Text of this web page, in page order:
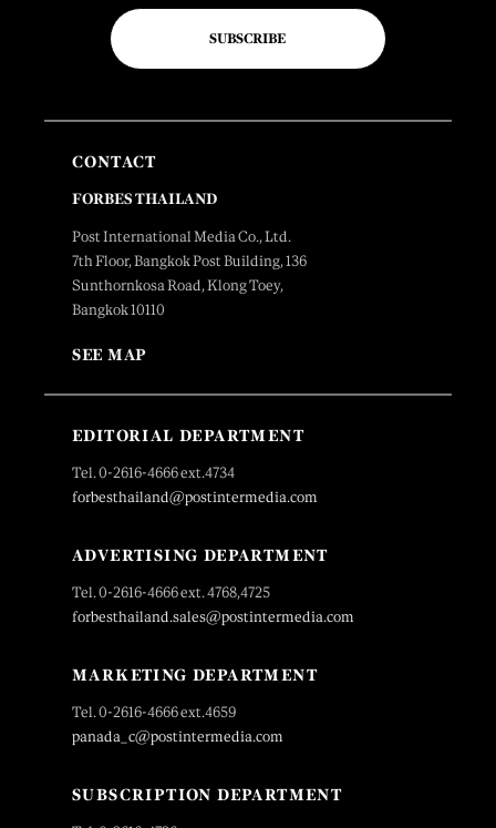
SUBSCRIBE
CONTACT
FORBES THAILAND
Post International Media Co., Ltd.
7th Floor, Bangkok Post Building, 136
Sunthornkosa Road, Klong Toey,
Bangkok 10110
SEE MAP
EDITORIAL DEPARTMENT
Tel. 0-2616-4666 ext.4734
forbesthailand@postintermedia.com
ADVERTISING DEPARTMENT
Tel. 0-2616-4666 ext. 4768,4725
forbesthailand.sales@postintermedia.com
MARKETING DEPARTMENT
Tel. 0-2616-4666 ext.4659
panada_c@postintermedia.com
SUBSCRIPTION DEPARTMENT